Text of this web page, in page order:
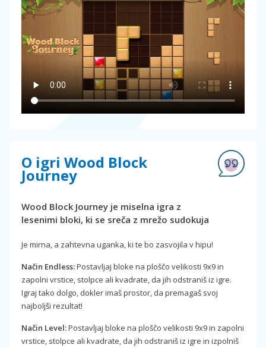
O igri Wood Block
Journey
Wood Block Journey je miselna igra z
lesenimi bloki, ki se sreča z mrežo sudokuja
Je mirna, a zahtevna uganka, ki te bo zasvojila v hipu!
Način Endless:Postavljaj bloke na ploščo velikosti 9x9 in
zapolni vrstice, stolpce ali kvadrate, da jih odstraniš iz igre.
Igraj tako dolgo, dokler imaš prostor, da premagaš svoj
najboljši rezultat!
Način Level:Postavljaj bloke na ploščo velikosti 9x9 in zapolni
vrstice, stolpce ali kvadrate, da jih odstraniš iz igre in izpolniš